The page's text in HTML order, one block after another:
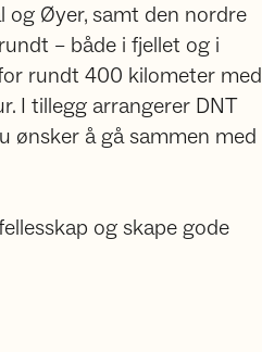
og Øyer, samt den nordre
– både i fjellet og i
rundt 400 kilometer med
I tillegg arrangerer DNT
ønsker å gå sammen med
og skape gode